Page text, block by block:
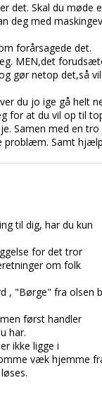
det. Skal du møde
deg med
forårsagede det.
MEN,det
gør netop det,så
du jo ige gå helt
for at du vil op til
Samen med en
Samt
til dig, har du kun
for det tror
om folk
, "Børge" fra olsen
først handler
har.
ikke ligge i
væk hjemme